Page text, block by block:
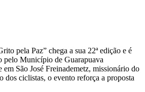
pela Paz” chega a sua 22ª edição e é
pelo Município de Guarapuava
São José Freinademetz, missionário do
dos ciclistas, o evento reforça a proposta